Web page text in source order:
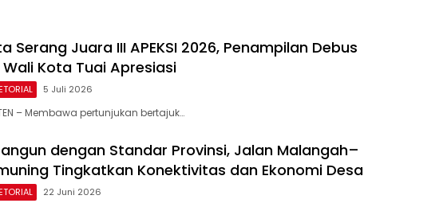
Serang Juara III APEKSI 2026, Penampilan Debus
Wali Kota Tuai Apresiasi
5 Juli 2026
– Membawa pertunjukan bertajuk…
dengan Standar Provinsi, Jalan Malangah–
Tingkatkan Konektivitas dan Ekonomi Desa
22 Juni 2026